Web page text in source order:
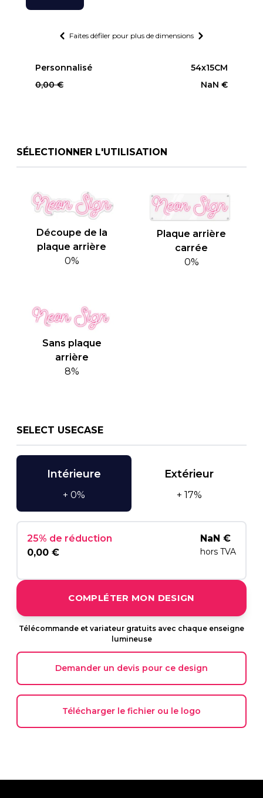
Faites défiler pour plus de dimensions
Personnalisé 54x15CM
0,00 €
NaN €
SÉLECTIONNER L'UTILISATION
Découpe de la
plaque arrière
0%
Plaque arrière
carrée
0%
Sans plaque
arrière
8%
SELECT USECASE
Intérieure
+ 0%
Extérieur
+ 17%
25% de réduction
0,00 €
NaN €
hors TVA
COMPLÉTER MON DESIGN
Télécommande et variateur gratuits avec chaque enseigne
lumineuse
Demander un devis pour ce design
Télécharger le fichier ou le logo